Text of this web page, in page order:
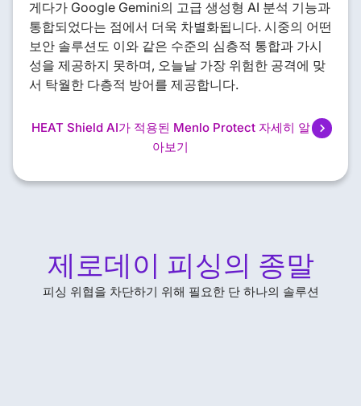
게다가 Google Gemini의 고급 생성형 AI 분석 기능과
통합되었다는 점에서 더욱 차별화됩니다. 시중의 어떤
보안 솔루션도 이와 같은 수준의 심층적 통합과 가시
성을 제공하지 못하며, 오늘날 가장 위험한 공격에 맞
서 탁월한 다층적 방어를 제공합니다.
HEAT Shield AI가 적용된 Menlo Protect 자세히 알
아보기
제로데이 피싱의 종말
피싱 위협을 차단하기 위해 필요한 단 하나의 솔루션